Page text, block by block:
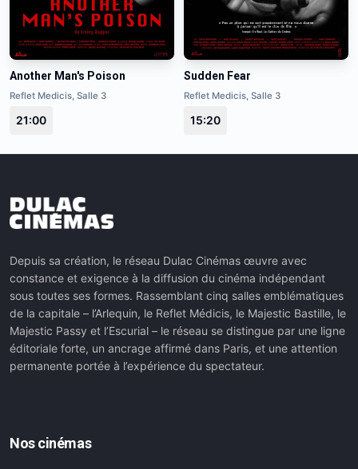
Another Man's Poison
Reflet Medicis, Salle 3
21:00
Sudden Fear
Reflet Medicis, Salle 3
15:20
Depuis sa création, le réseau Dulac Cinémas œuvre avec
constance et exigence à la diffusion du cinéma indépendant
sous toutes ses formes. Rassemblant cinq salles emblématiques
de la capitale – l’Arlequin, le Reflet Médicis, le Majestic Bastille, le
Majestic Passy et l’Escurial – le réseau se distingue par une ligne
éditoriale forte, un ancrage affirmé dans Paris, et une attention
permanente portée à l’expérience du spectateur.
Nos cinémas